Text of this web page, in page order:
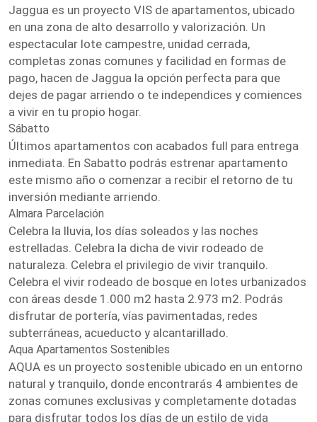
Jaggua es un proyecto VIS de apartamentos, ubicado
en una zona de alto desarrollo y valorización. Un
espectacular lote campestre, unidad cerrada,
completas zonas comunes y facilidad en formas de
pago, hacen de Jaggua la opción perfecta para que
dejes de pagar arriendo o te independices y comiences
a vivir en tu propio hogar.
Sábatto
Últimos apartamentos con acabados full para entrega
inmediata. En Sabatto podrás estrenar apartamento
este mismo año o comenzar a recibir el retorno de tu
inversión mediante arriendo.
Almara Parcelación
Celebra la lluvia, los días soleados y las noches
estrelladas. Celebra la dicha de vivir rodeado de
naturaleza. Celebra el privilegio de vivir tranquilo.
Celebra el vivir rodeado de bosque en lotes urbanizados
con áreas desde 1.000 m2 hasta 2.973 m2. Podrás
disfrutar de portería, vías pavimentadas, redes
subterráneas, acueducto y alcantarillado.
Aqua Apartamentos Sostenibles
AQUA es un proyecto sostenible ubicado en un entorno
natural y tranquilo, donde encontrarás 4 ambientes de
zonas comunes exclusivas y completamente dotadas
para disfrutar todos los días de un estilo de vida